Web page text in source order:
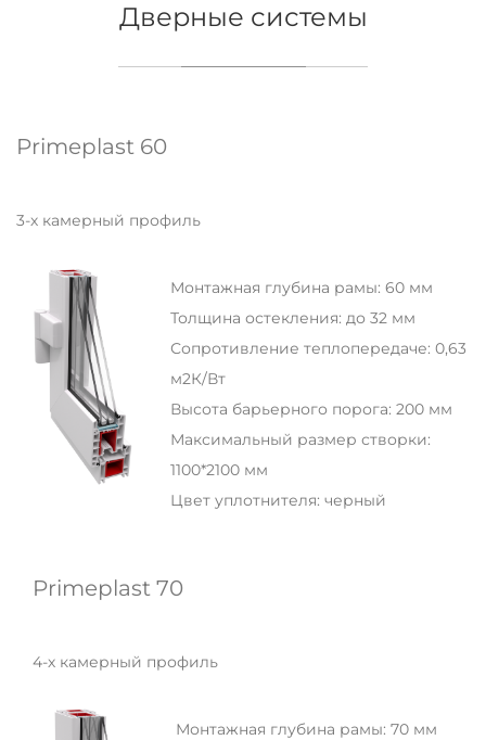
Дверные системы
Primeplast 60
3-х камерный профиль
Монтажная глубина рамы: 60 мм
Толщина остекления: до 32 мм
Сопротивление теплопередаче: 0,63
м2К/Вт
Высота барьерного порога: 200 мм
Максимальный размер створки:
1100*2100 мм
Цвет уплотнителя: черный
Primeplast 70
4-х камерный профиль
Монтажная глубина рамы: 70 мм